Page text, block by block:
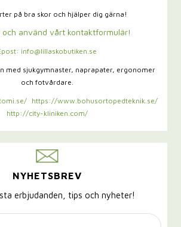
på bra skor och hjälper dig gärna!
och använd vårt kontaktformulär!
info@lillaskobutiken.se
med sjukgymnaster, naprapater, ergonomer
och fotvårdare.
https://www.bohusortopedteknik.se/
http://city-kliniken.com/
NYHETSBREV
erbjudanden, tips och nyheter!